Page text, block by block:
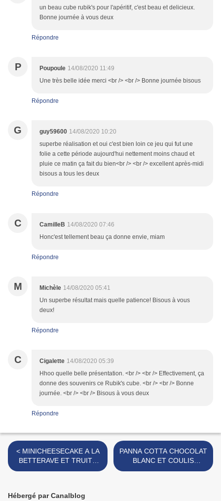
un beau cube rubik's pour l'apéritif, c'est beau et delicieux.
Bonne journée à vous deux
Répondre
P Poupoule 14/08/2020 11:49
Une très belle idée merci <br /> <br /> Bonne journée bisous
Répondre
G guy59600 14/08/2020 10:20
superbe réalisation et oui c'est bien loin ce jeu qui fut une
folie a cette période aujourd'hui nettement moins chaud et
pluie ce matin ça fait du bien<br /> <br /> excellent après-midi
bisous a tous les deux
Répondre
C CamilleB 14/08/2020 07:46
Honc'est tellement beau ça donne envie, miam
Répondre
M Michèle 14/08/2020 05:41
Un superbe résultat mais quelle patience! Bisous à vous
deux!
Répondre
C Cigalette 14/08/2020 05:39
Hhoo quelle belle présentation. <br /> <br /> Effectivement, ça
donne des souvenirs ce Rubik's cube. <br /> <br /> Bonne
journée. <br /> <br /> Bisous à vous deux
Répondre
< MINICHEESECAKE A LA
BETTERAVE ET TRUITE
FUMEE
PANNA COTTA CHOCOLAT
BLANC ET COULIS
D'ABRICOTS >
Hébergé par Canalblog